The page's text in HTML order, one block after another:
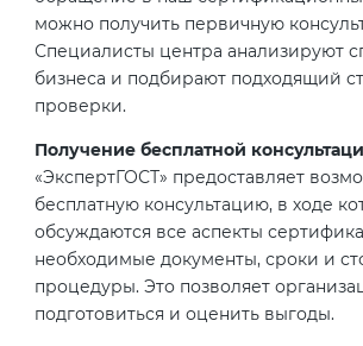
можно получить первичную
Специалисты центра анализируют
бизнеса и подбирают подходящий
проверки.
Получение бесплатной
«ЭкспертГОСТ» предоставляет
бесплатную консультацию, в ходе
обсуждаются все аспекты
необходимые документы, сроки и
процедуры. Это позволяет
подготовиться и оценить выгоды.